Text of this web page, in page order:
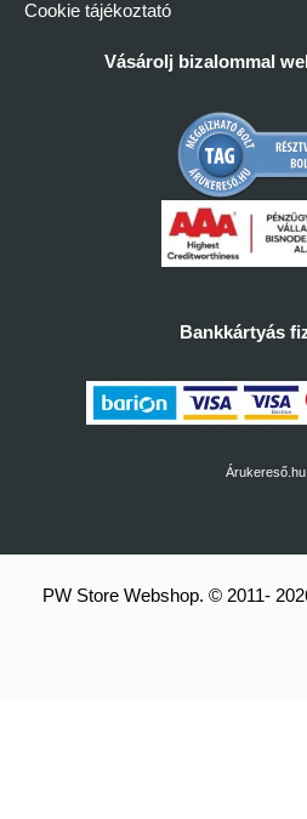
Cookie tájékoztató
Vásárolj bizalommal
Bankkártyás
Árukereső.hu
PW Store Webshop. © 2011-